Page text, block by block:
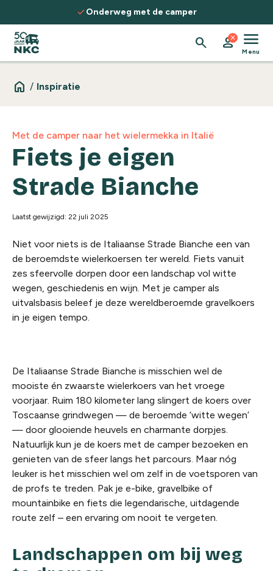
Spring naar de inhoud checkOntdek routes, kennis &
search person
close menu
Menu
home / Inspiratie
Met de camper naar het wielermekka in Italië
Fiets je eigen
Strade Bianche
Laatst gewijzigd: 22 juli 2025
Niet voor niets is de Italiaanse Strade Bianche een van
de beroemdste wielerkoersen ter wereld. Fiets vanuit
zes sfeervolle dorpen door een landschap vol witte
wegen, geschiedenis en wijn. Met je camper als
uitvalsbasis beleef je deze wereldberoemde gravelkoers
in je eigen tempo.
De Italiaanse Strade Bianche is misschien wel de
mooiste én zwaarste wielerkoers van het vroege
voorjaar. Ruim 180 kilometer lang slingert de koers over
Toscaanse grindwegen — de beroemde ‘witte wegen’
— door glooiende heuvels en charmante dorpjes.
Natuurlijk kun je de koers met de camper bezoeken en
genieten van de sfeer langs het parcours. Maar nóg
leuker is het misschien wel om zelf in de voetsporen van
de profs te treden. Pak je e-bike, gravelbike of
mountainbike en fiets die legendarische, uitdagende
route zelf – een ervaring om nooit te vergeten.
Landschappen om bij weg